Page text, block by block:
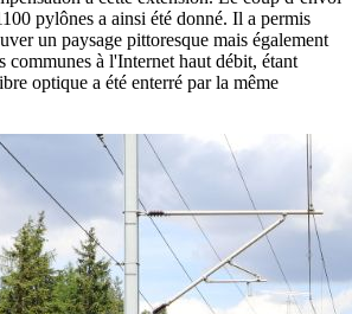
pylônes a ainsi été donné. Il a permis
un paysage pittoresque mais également
communes à l'Internet haut débit, étant
optique a été enterré par la même